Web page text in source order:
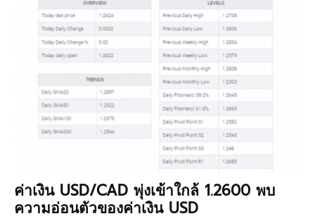
ค่าเงิน USD/CAD พุ่งเข้าใกล้ 1.2600 พบ
ความอ่อนตัวของค่าเงิน USD